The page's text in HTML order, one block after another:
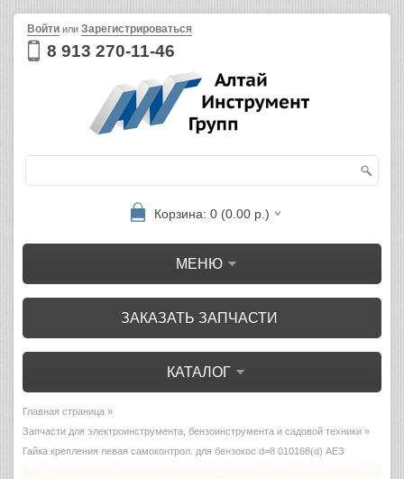
8 913 270-11-46
Войти или Зарегистрироваться
Корзина: 0 (0.00 р.)
МЕНЮ
ЗАКАЗАТЬ ЗАПЧАСТИ
КАТАЛОГ
Главная страница »
Запчасти для электроинструмента, бензоинструмента и садовой техники »
Гайка крепления левая самоконтрол. для бензокос d=8 010168(d) АЕЗ